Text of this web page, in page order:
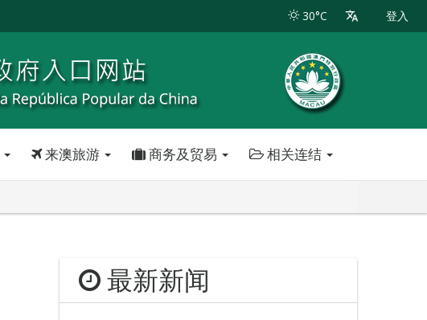
30°C 登入
来澳旅游 商务及贸易 相关连结
最新新闻